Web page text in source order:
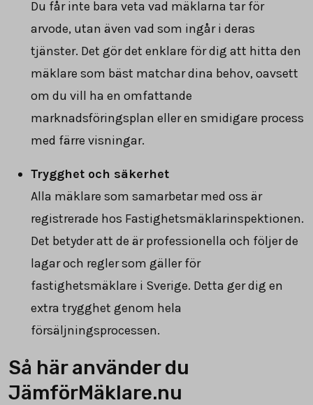
Du får inte bara veta vad mäklarna tar för
arvode, utan även vad som ingår i deras
tjänster. Det gör det enklare för dig att hitta den
mäklare som bäst matchar dina behov, oavsett
om du vill ha en omfattande
marknadsföringsplan eller en smidigare process
med färre visningar.
Trygghet och säkerhet
Alla mäklare som samarbetar med oss är
registrerade hos Fastighetsmäklarinspektionen.
Det betyder att de är professionella och följer de
lagar och regler som gäller för
fastighetsmäklare i Sverige. Detta ger dig en
extra trygghet genom hela
försäljningsprocessen.
Så här använder du
JämförMäklare.nu